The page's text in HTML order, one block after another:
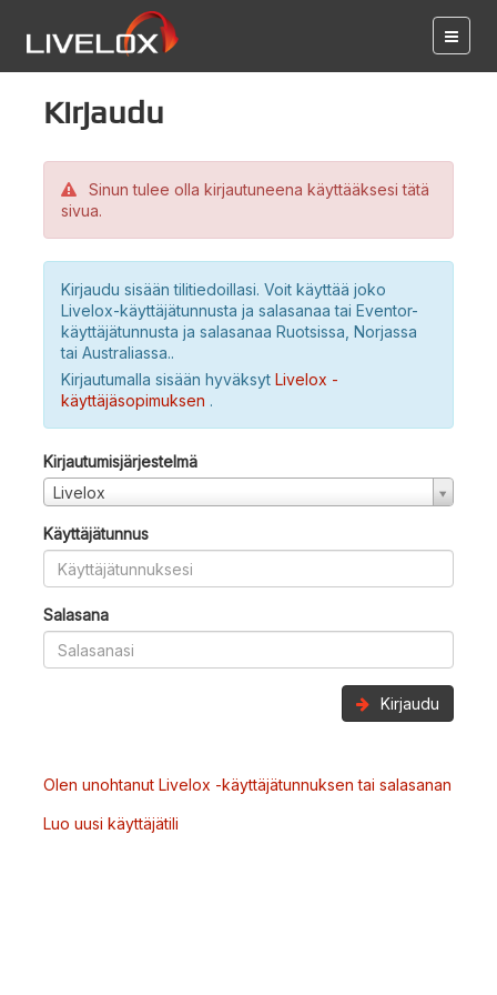
Kirjaudu
Sinun tulee olla kirjautuneena käyttääksesi tätä
sivua.
Kirjaudu sisään tilitiedoillasi. Voit käyttää joko
Livelox-käyttäjätunnusta ja salasanaa tai Eventor-
käyttäjätunnusta ja salasanaa Ruotsissa, Norjassa
tai Australiassa..
Kirjautumalla sisään hyväksyt Livelox -
käyttäjäsopimuksen .
Kirjautumisjärjestelmä
Livelox
Käyttäjätunnus
Salasana
Kirjaudu
Olen unohtanut Livelox -käyttäjätunnuksen tai salasanan
Luo uusi käyttäjätili